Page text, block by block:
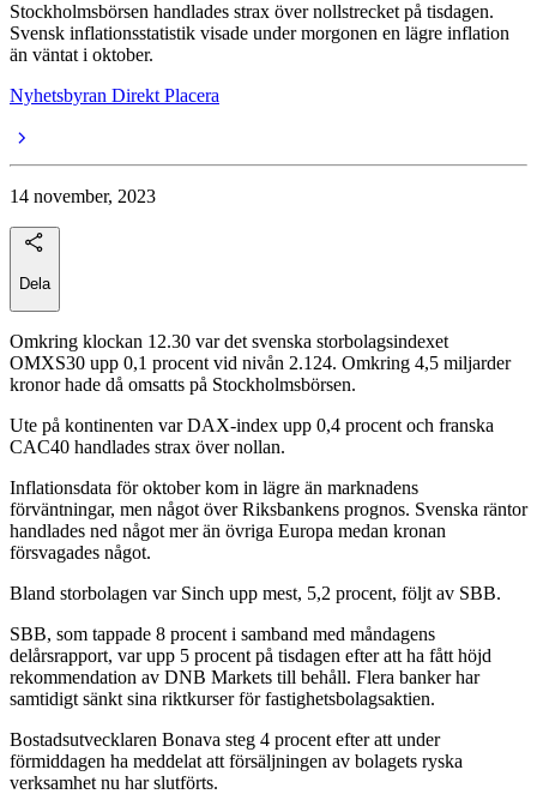
Stockholmsbörsen handlades strax över nollstrecket på tisdagen.
Svensk inflationsstatistik visade under morgonen en lägre inflation
än väntat i oktober.
Nyhetsbyran Direkt Placera
14 november, 2023
Dela
Omkring klockan 12.30 var det svenska storbolagsindexet
OMXS30 upp 0,1 procent vid nivån 2.124. Omkring 4,5 miljarder
kronor hade då omsatts på Stockholmsbörsen.
Ute på kontinenten var DAX-index upp 0,4 procent och franska
CAC40 handlades strax över nollan.
Inflationsdata för oktober kom in lägre än marknadens
förväntningar, men något över Riksbankens prognos. Svenska räntor
handlades ned något mer än övriga Europa medan kronan
försvagades något.
Bland storbolagen var Sinch upp mest, 5,2 procent, följt av SBB.
SBB, som tappade 8 procent i samband med måndagens
delårsrapport, var upp 5 procent på tisdagen efter att ha fått höjd
rekommendation av DNB Markets till behåll. Flera banker har
samtidigt sänkt sina riktkurser för fastighetsbolagsaktien.
Bostadsutvecklaren Bonava steg 4 procent efter att under
förmiddagen ha meddelat att försäljningen av bolagets ryska
verksamhet nu har slutförts.